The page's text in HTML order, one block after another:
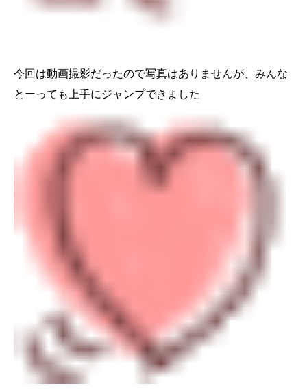
今回は動画撮影だったので写真はありませんが、みんな
とーっても上手にジャンプできました